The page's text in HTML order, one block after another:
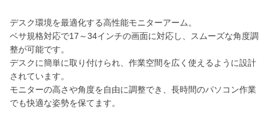
デスク環境を最適化する高性能モニターアーム。
ベサ規格対応で17～34インチの画面に対応し、スムーズな角度調
整が可能です。
デスクに簡単に取り付けられ、作業空間を広く使えるように設計
されています。
モニターの高さや角度を自由に調整でき、長時間のパソコン作業
でも快適な姿勢を保てます。